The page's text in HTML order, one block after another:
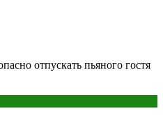
отпускать пьяного гостя